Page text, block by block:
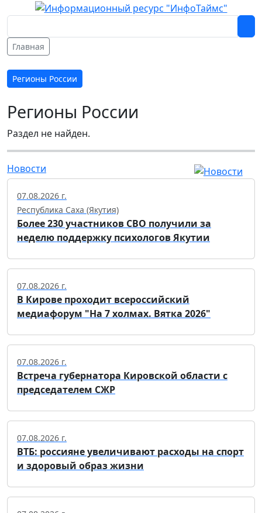
Главная
Регионы России
Регионы России
Раздел не найден.
Новости
07.08.2026 г.
Республика Саха (Якутия)
Более 230 участников СВО получили за
неделю поддержку психологов Якутии
07.08.2026 г.
В Кирове проходит всероссийский
медиафорум "На 7 холмах. Вятка 2026"
07.08.2026 г.
Встреча губернатора Кировской области с
председателем СЖР
07.08.2026 г.
ВТБ: россияне увеличивают расходы на спорт
и здоровый образ жизни